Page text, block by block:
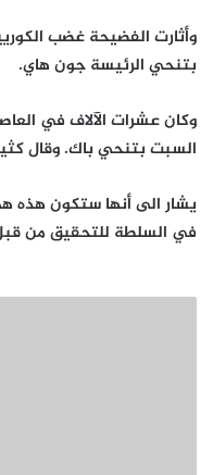
وأثارت الفضيحة غضب
بتنحي الرئيسة جون هاي.
وكان عشرات الآلاف في
السبت بتنحي باك. وقال
يشار الى أنها ستكون هذه
في السلطة للتحقيق من